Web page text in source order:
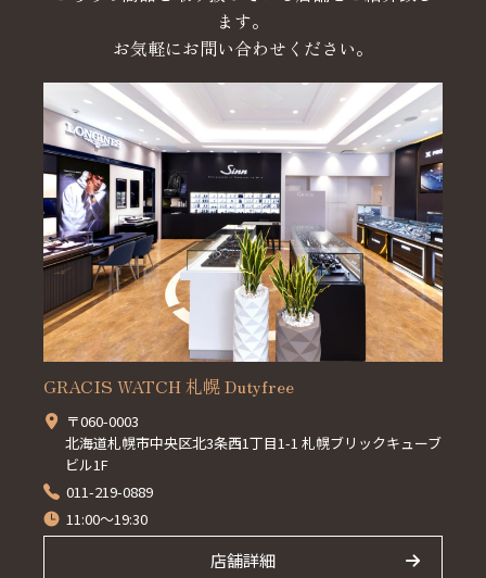
ます。
お気軽にお問い合わせください。
GRACIS WATCH 札幌 Dutyfree
〒060-0003
北海道札幌市中央区北3条西1丁目1-1 札幌ブリックキューブ
ビル1F
011-219-0889
11:00～19:30
店舗詳細